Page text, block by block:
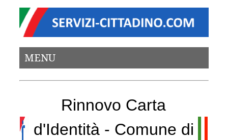
MENU
Rinnovo Carta
d'Identità - Comune di